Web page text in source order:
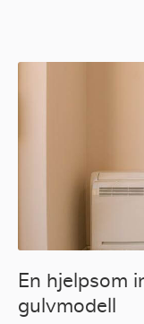
En hjelpsom
gulvmodell